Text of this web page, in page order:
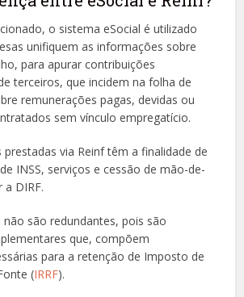
o sistema eSocial é utilizado
unifiquem as informações sobre
para apurar contribuições
terceiros, que incidem na folha de
remunerações pagas, devidas ou
sem vínculo empregatício.
prestadas via Reinf têm a finalidade de
INSS, serviços e cessão de mão-de-
DIRF.
são redundantes, pois são
que, compõem
para a retenção de Imposto de
(IRRF).